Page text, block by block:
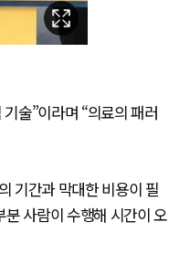
술”이라며 “의료의 패러
기간과 막대한 비용이 필
분 사람이 수행해 시간이 오